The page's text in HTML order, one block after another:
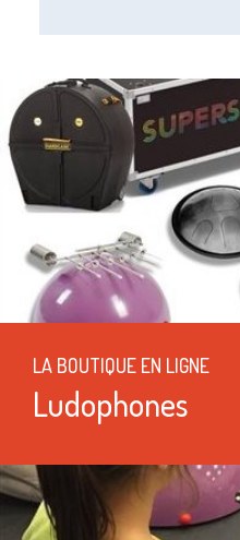
LA BOUTIQUE EN LIGNE
Ludophones